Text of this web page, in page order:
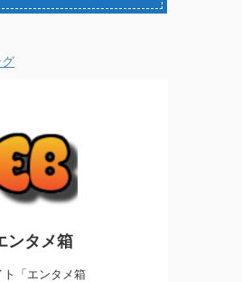
ンタメ箱
ト「エンタメ箱